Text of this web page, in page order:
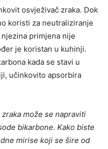
osvježivač zraka. Dok
koristi za neutraliziranje
primjena nije
je koristan u kuhinji.
kada se stavi u
učinkovito apsorbira
može se napraviti
bikarbone. Kako biste
mirise koji se šire od